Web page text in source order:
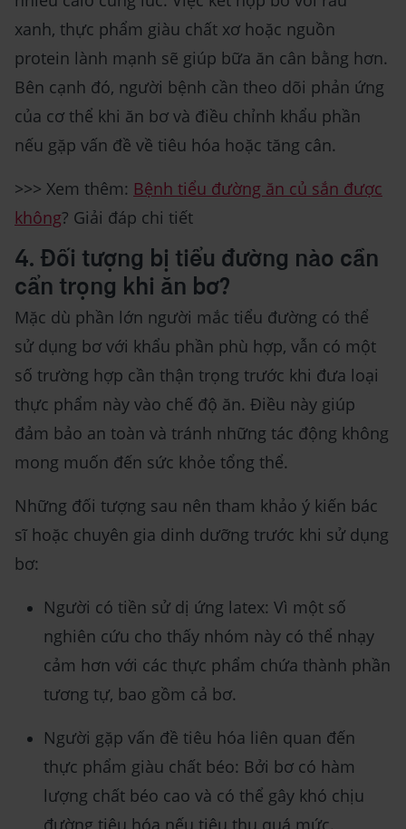
xanh, thực phẩm giàu chất xơ hoặc nguồn
protein lành mạnh sẽ giúp bữa ăn cân bằng hơn.
Bên cạnh đó, người bệnh cần theo dõi phản ứng
của cơ thể khi ăn bơ và điều chỉnh khẩu phần
nếu gặp vấn đề về tiêu hóa hoặc tăng cân.
>>> Xem thêm: Bệnh tiểu đường ăn củ sắn được
không? Giải đáp chi tiết
4. Đối tượng bị tiểu đường nào cần
cẩn trọng khi ăn bơ?
Mặc dù phần lớn người mắc tiểu đường có thể
sử dụng bơ với khẩu phần phù hợp, vẫn có một
số trường hợp cần thận trọng trước khi đưa loại
thực phẩm này vào chế độ ăn. Điều này giúp
đảm bảo an toàn và tránh những tác động không
mong muốn đến sức khỏe tổng thể.
Những đối tượng sau nên tham khảo ý kiến bác
sĩ hoặc chuyên gia dinh dưỡng trước khi sử dụng
bơ:
Người có tiền sử dị ứng latex: Vì một số
nghiên cứu cho thấy nhóm này có thể nhạy
cảm hơn với các thực phẩm chứa thành phần
tương tự, bao gồm cả bơ.
Người gặp vấn đề tiêu hóa liên quan đến
thực phẩm giàu chất béo: Bởi bơ có hàm
lượng chất béo cao và có thể gây khó chịu
đường tiêu hóa nếu tiêu thụ quá mức.